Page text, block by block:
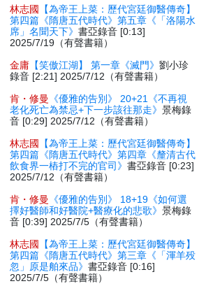
林志國
【為帝王上菜：歷代宮廷御醫傳奇】
第四篇《隋唐五代時代》第五章《「洛陽水
席」名聞天下》書亞錄音 [0:13]
2025/7/19（有聲書籍）
金庸 【笑傲江湖】 第一章《滅門》劉小珍
錄音 [2:21] 2025/7/12（有聲書籍）
肯・修曼
《優雅的告別》 20+21《不再視
老化死亡為禁忌+下一步該往那走》景梅錄
音 [0:29] 2025/7/12（有聲書籍）
林志國
【為帝王上菜：歷代宮廷御醫傳奇】
第四篇《隋唐五代時代》第四章《釐清古代
飲食界一樁打不完的官司》書亞錄音 [0:23]
2025/7/12（有聲書籍）
肯・修曼
《優雅的告別》 18+19《如何選
擇好醫師和好醫院+醫療化的悲歌》景梅錄
音 [0:39] 2025/7/5（有聲書籍）
林志國
【為帝王上菜：歷代宮廷御醫傳奇】
第四篇《隋唐五代時代》第三章《「渾羊殁
忽」原是舶來品》書亞錄音 [0:16]
2025/7/5（有聲書籍）